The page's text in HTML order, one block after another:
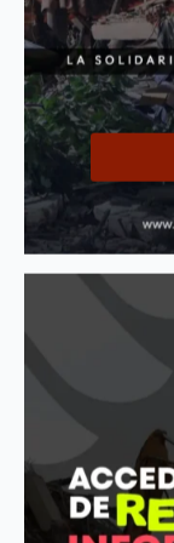
ANTERIOR
Entradas relacionadas